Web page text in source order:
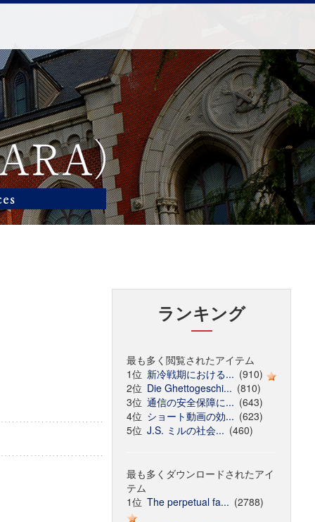
ランキング
最も多く閲覧されたアイテム
1位 新冷戦期における... (910)
2位 Die Ghettogeschi... (810)
3位 通信の安全保障に... (643)
4位 ショート動画の効... (623)
5位 J.S. ミルの社会... (460)
最も多くダウンロードされたアイ
テム
1位 The perpetual fa... (2788)